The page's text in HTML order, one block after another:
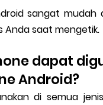
sangat mudah
Anda saat mengetik.
dapat
Android?
di semua